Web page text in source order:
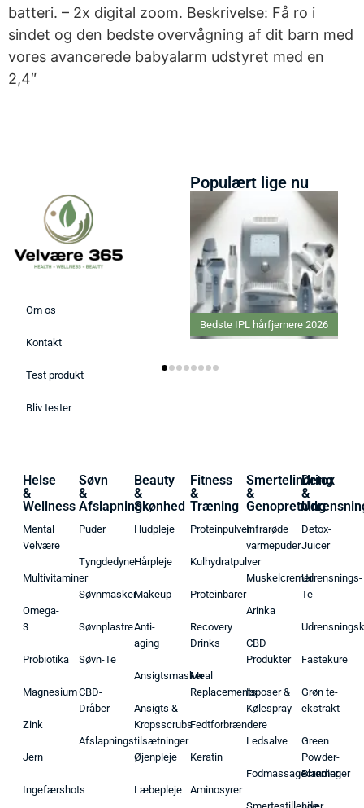
batteri. – 2x digital zoom. Beskrivelse: Få ro i
sindet og den bedste overvågning af dit barn med
vores avancerede babyalarm udstyret med en
2,4″
Om os
Kontakt
Test produkt
Bliv tester
Populært lige nu
Bedste IPL hårfjernere 2026
Helse
&
Wellness
Mental
Velvære
Multivitaminer
Omega-
3
Probiotika
Magnesium
Zink
Jern
Ingefærshots
Søvn
&
Afslapning
Puder
Tyngdedyner
Søvnmasker
Søvnplastre
Søvn-Te
CBD-
Dråber
Afslapningstilsætninger
Beauty
&
Skønhed
Hudpleje
Hårpleje
Makeup
Anti-
aging
Ansigtsmasker
Ansigts &
Kropsscrubs
Øjenpleje
Læbepleje
Fitness
&
Træning
Proteinpulver
Kulhydratpulver
Proteinbarer
Recovery
Drinks
Meal
Replacements
Fedtforbrændere
Keratin
Aminosyrer
Smertelindring
&
Genopretning
Infrarøde
varmepuder
Muskelcremer
Arinka
CBD
Produkter
Isposer &
Kølespray
Ledsalve
Fodmassagecremer
Detox
&
Detox-
Juicer
Udrensnings-
Te
Fastekure
Grøn te-
ekstrakt
Green
Powder-
Blandinger